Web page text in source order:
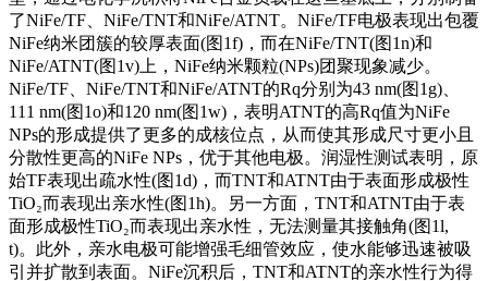
了NiFe/TF、NiFe/TNT和NiFe/ATNT。NiFe/TF电极表现出包覆
NiFe纳米团簇的较厚表面(图1f)，而在NiFe/TNT(图1n)和
NiFe/ATNT(图1v)上，NiFe纳米颗粒(NPs)团聚现象减少。
NiFe/TF、NiFe/TNT和NiFe/ATNT的Rq分别为43 nm(图1g)、
111 nm(图1o)和120 nm(图1w)，表明ATNT的高Rq值为NiFe
NPs的形成提供了更多的成核位点，从而使其形成尺寸更小且
分散性更高的NiFe NPs，优于其他电极。润湿性测试表明，原
始TF表现出疏水性(图1d)，而TNT和ATNT由于表面形成极性
TiO₂而表现出亲水性(图1h)。另一方面，TNT和ATNT由于表
面形成极性TiO₂而表现出亲水性，无法测量其接触角(图1l,
t)。此外，亲水电极可能增强毛细管效应，使水能够迅速被吸
引并扩散到表面。NiFe沉积后，TNT和ATNT的亲水性行为得